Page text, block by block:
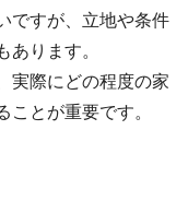
ですが、立地や条件
あります。
実際にどの程度の家
とが重要です。